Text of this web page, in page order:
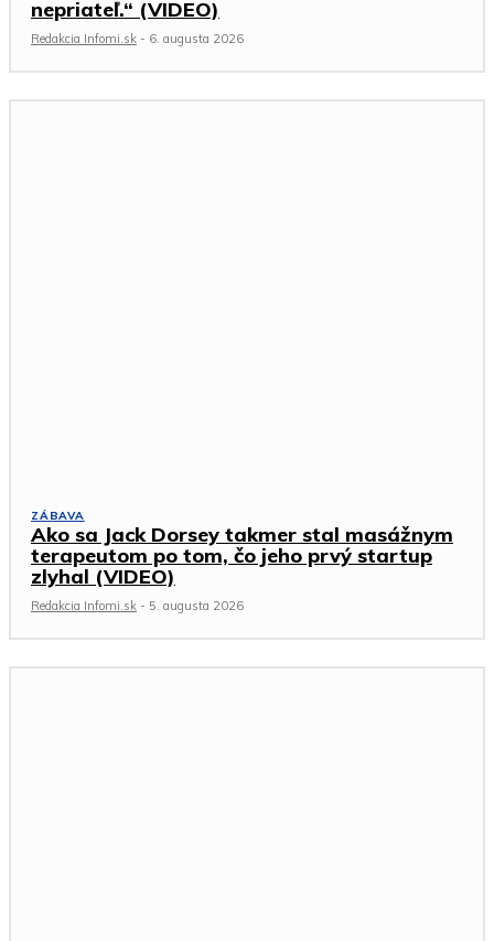
nepriateľ.“ (VIDEO)
Redakcia Infomi.sk - 6. augusta 2026
ZÁBAVA
Ako sa Jack Dorsey takmer stal masážnym
terapeutom po tom, čo jeho prvý startup
zlyhal (VIDEO)
Redakcia Infomi.sk - 5. augusta 2026